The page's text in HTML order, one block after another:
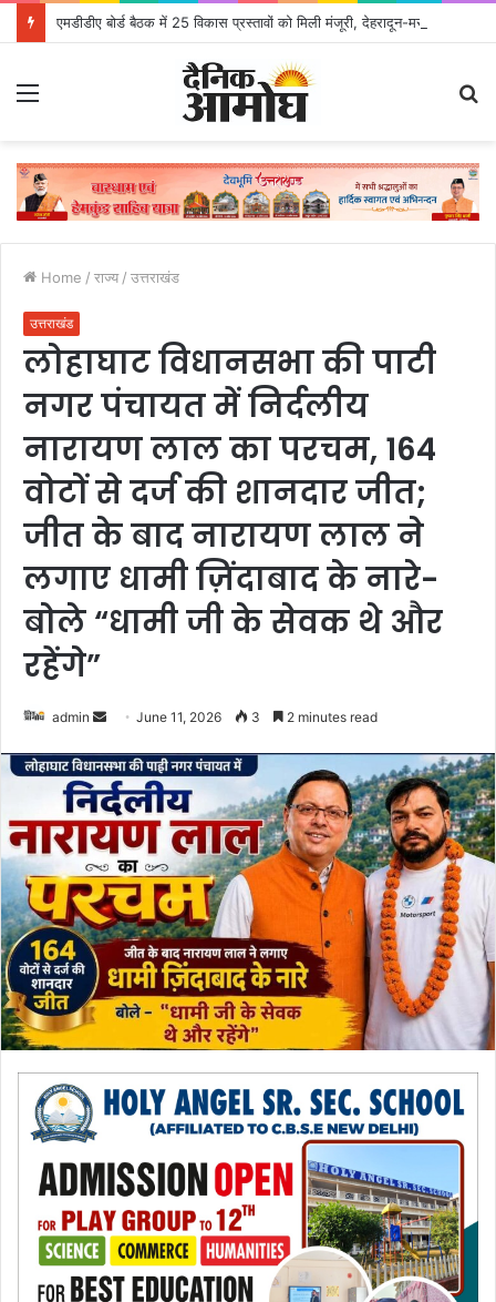
Home / राज्य / उत्तराखंड
उत्तराखंड
लोहाघाट विधानसभा की पाटी
नगर पंचायत में निर्दलीय
नारायण लाल का परचम, 164
वोटों से दर्ज की शानदार जीत;
जीत के बाद नारायण लाल ने
लगाए धामी ज़िंदाबाद के नारे-
बोले “धामी जी के सेवक थे और
रहेंगे”
admin
n
d
a
n
e
m
a
l
June 11, 2026 3 2 minutes read